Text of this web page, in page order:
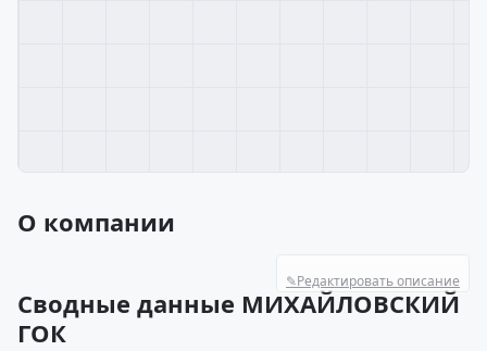
О компании
✎Редактировать описание
Сводные данные МИХАЙЛОВСКИЙ
ГОК